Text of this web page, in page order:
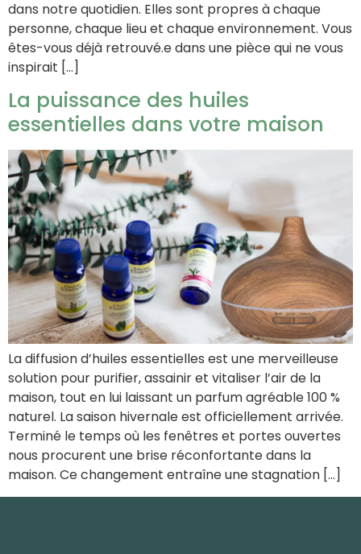
dans notre quotidien. Elles sont propres à chaque
personne, chaque lieu et chaque environnement. Vous
êtes-vous déjà retrouvé.e dans une pièce qui ne vous
inspirait […]
La puissance des huiles
essentielles dans votre maison
La diffusion d’huiles essentielles est une merveilleuse
solution pour purifier, assainir et vitaliser l’air de la
maison, tout en lui laissant un parfum agréable 100 %
naturel. La saison hivernale est officiellement arrivée.
Terminé le temps où les fenêtres et portes ouvertes
nous procurent une brise réconfortante dans la
maison. Ce changement entraîne une stagnation […]